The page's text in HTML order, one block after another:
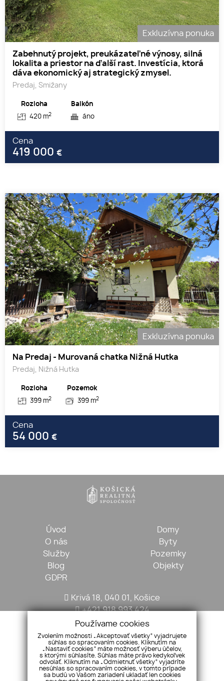
Exkluzívna ponuka
Zabehnutý projekt, preukázateľné výnosy, silná
lokalita a priestor na ďalší rast. Investícia, ktorá
dáva ekonomický aj strategický zmysel.
Predaj, Smižany
Rozloha
420 m2
Balkón
áno
Cena
419 000 €
Exkluzívna ponuka
Na Predaj - Murovaná chatka Nižná Hutka
Predaj, Nižná Hutka
Rozloha
399 m2
Pozemok
399 m2
Cena
54 000 €
Úvod
O nás
Služby
Blog
GDPR
Domy
Byty
Pozemky
Objekty
Krivá 18, 040 01, Košice
+421 918 993 424
kosickarealitna@gmail.com
Používame cookies
Zvolením možnosti „Akceptovať všetky“ vyjadrujete
súhlas so spracovaním cookies. Kliknutím na
„Nastaviť cookies“ máte možnosť výberu účelov,
s ktorými súhlasíte. Súhlas máte právo kedykoľvek
odvolať. Kliknutím na „Odmietnuť všetky“ vyjadríte
nesúhlas so spracovaním cookies, v tomto prípade
sa budú vo Vašom zariadení ukladať len cookies